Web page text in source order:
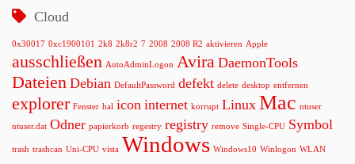
Cloud
0x30017 0xc1900101 2k8 2k8r2 7 2008 2008 R2 aktivieren Apple
ausschließen AutoAdminLogon Avira DaemonTools
Dateien Debian DefaultPassword defekt delete desktop entfernen
explorer Fenster hal icon internet korrupt Linux Mac ntuser
ntuser.dat Odner papierkorb regestry registry remove Single-CPU Symbol
trash trashcan Uni-CPU vista Windows Windows10 Winlogon WLAN